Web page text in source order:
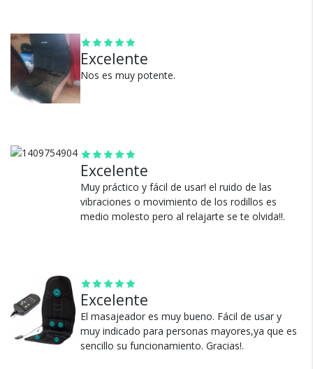
Control de velocidad (alto o bajo)
Peso ligero y pliegues fáciles de manejar
Contorno atractivo para adaptarse al asiento
Tela duradera llena de espuma suave y de buena
calidad
Excelente
Nos es muy potente.
Excelente
Muy práctico y fácil de usar! el ruido de las
vibraciones o movimiento de los rodillos es
medio molesto pero al relajarte se te olvida!!.
Excelente
El masajeador es muy bueno. Fácil de usar y
muy indicado para personas mayores,ya que es
sencillo su funcionamiento. Gracias!.
Cambios y Devoluciones
Te damos 30 días de prueba.
Si no es lo que esperabas, te devolvemos tu
¿Por qué estamos tan
100% de calificaciones
positivas en MercadoLibre.
5 estrellas de 5 en Google.
5 estrellas de 5 en Facebook.